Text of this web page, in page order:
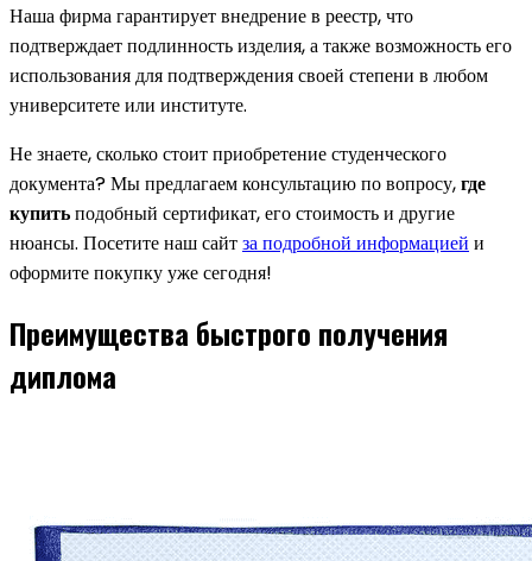
Наша фирма гарантирует внедрение в реестр, что
подтверждает подлинность изделия, а также возможность его
использования для подтверждения своей степени в любом
университете или институте.
Не знаете, сколько стоит приобретение студенческого
документа? Мы предлагаем консультацию по вопросу,где
купитьподобный сертификат, его стоимость и другие
нюансы. Посетите наш сайтза подробной информацией и
оформите покупку уже сегодня!
Преимущества быстрого получения
диплома